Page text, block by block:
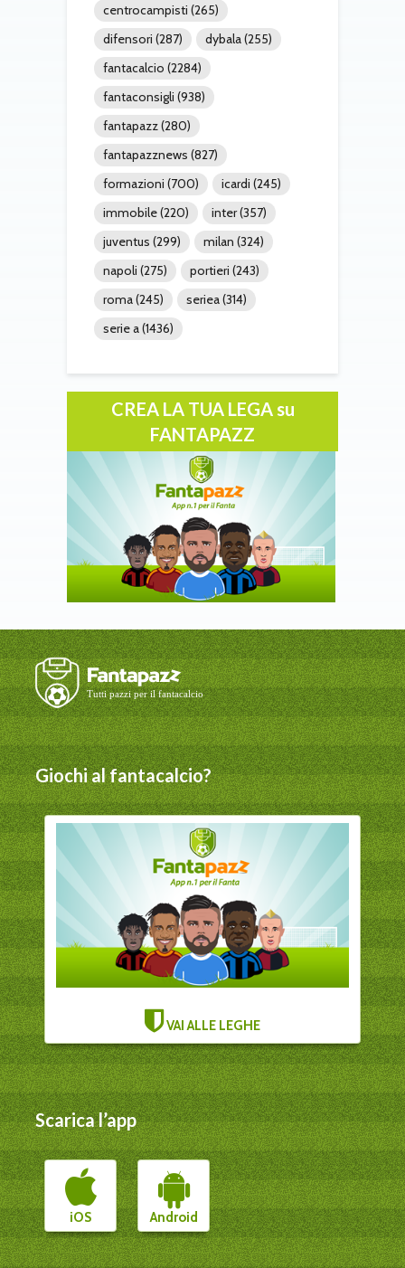
centrocampisti (265)
difensori (287) dybala(255)
fantacalcio (2284)
fantaconsigli (938)
fantapazz(280)
fantapazznews (827)
formazioni (700) icardi (245)
immobile(220) inter(357)
juventus (299) milan (324)
napoli (275) portieri (243)
roma(245) seriea(314)
serie a(1436)
CREA LA TUA LEGA su
FANTAPAZZ
Giochi al fantacalcio?
VAI ALLE LEGHE
Scarica l’app
iOS Android